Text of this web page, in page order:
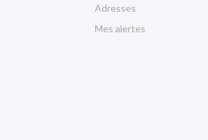
Adresses
Mes alertes